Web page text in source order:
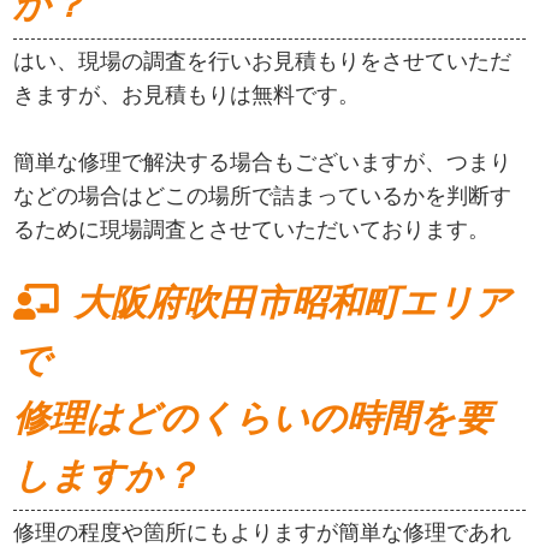
はい、現場の調査を行いお見積もりをさせていただ
きますが、お見積もりは無料です。
簡単な修理で解決する場合もございますが、つまり
などの場合はどこの場所で詰まっているかを判断す
るために現場調査とさせていただいております。
大阪府吹田市昭和町エリア
で
修理はどのくらいの時間を要
しますか？
修理の程度や箇所にもよりますが簡単な修理であれ